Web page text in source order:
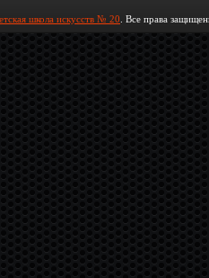
школа искусств № 20 . Все права